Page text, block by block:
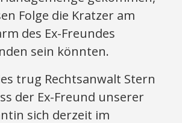
Folge die Kratzer am
des Ex-Freundes
sein könnten.
trug Rechtsanwalt Stern
der Ex-Freund unserer
sich derzeit im